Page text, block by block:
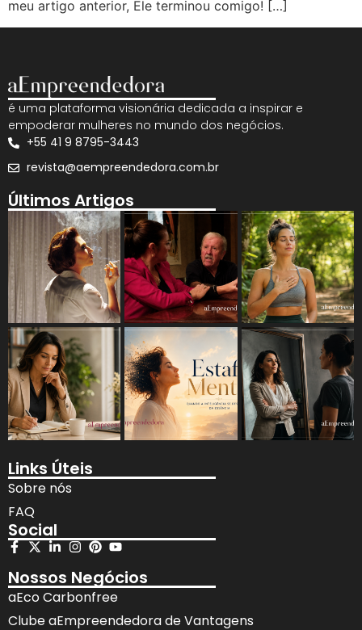
meu artigo anterior, Ele terminou comigo! […]
é uma plataforma visionária dedicada a inspirar e
empoderar mulheres no mundo dos negócios.
+55 41 9 8795-3443
revista@aempreendedora.com.br
Últimos Artigos
Links Úteis
Sobre nós
FAQ
Social
Nossos Negócios
aEco Carbonfree
Clube aEmpreendedora de Vantagens